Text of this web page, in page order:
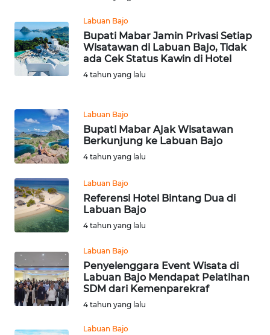
Labuan Bajo
Bupati Mabar Jamin Privasi Setiap
Wisatawan di Labuan Bajo, Tidak
ada Cek Status Kawin di Hotel
4 tahun yang lalu
Labuan Bajo
Bupati Mabar Ajak Wisatawan
Berkunjung ke Labuan Bajo
4 tahun yang lalu
Labuan Bajo
Referensi Hotel Bintang Dua di
Labuan Bajo
4 tahun yang lalu
Labuan Bajo
Penyelenggara Event Wisata di
Labuan Bajo Mendapat Pelatihan
SDM dari Kemenparekraf
4 tahun yang lalu
Labuan Bajo
WN
KALTENG
WN
WN
KALSEL
WN
WN
SULSEL
WN
GORONTALO
WN
SULUT